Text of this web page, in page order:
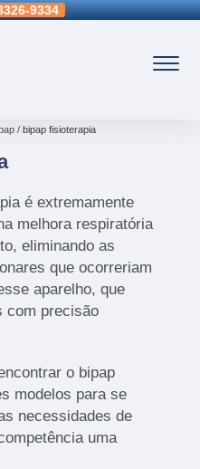
9334 (15)99109-3183
bipap fisioterapia
é extremamente
melhora respiratória
eliminando as
que ocorreriam
aparelho, que
com precisão
o bipap
modelos para se
necessidades de
uma